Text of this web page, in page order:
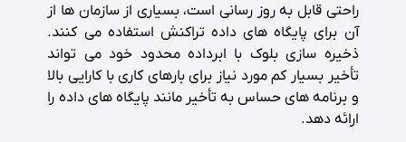
راحتی قابل به روز رسانی است، بسیاری از سازمان ها از
آن برای پایگاه های داده تراکنش استفاده می کنند.
ذخیره سازی بلوک با ابرداده محدود خود می تواند
تأخیر بسیار کم مورد نیاز برای بارهای کاری با کارایی بالا
و برنامه های حساس به تأخیر مانند پایگاه های داده را
ارائه دهد.